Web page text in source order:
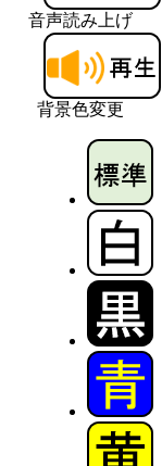
音声読み上げ
背景色変更